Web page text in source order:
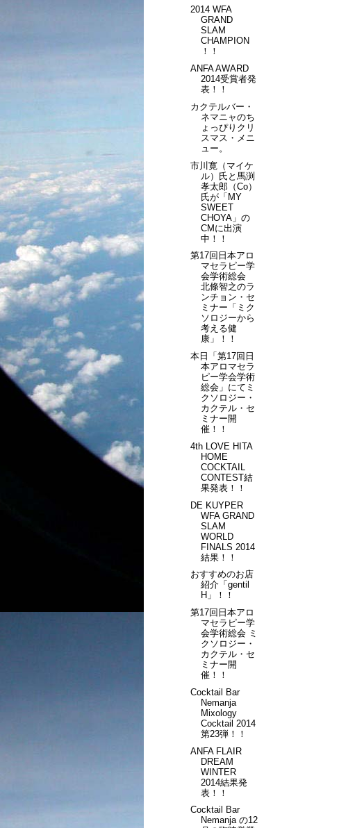
2014 WFA
GRAND
SLAM
CHAMPION
！！
ANFA AWARD
2014受賞者発
表！！
カクテルバー・
ネマニャのち
ょっぴりクリ
スマス・メニ
ュー。
市川寛（マイケ
ル）氏と馬渕
孝太郎（Co）
氏が「MY
SWEET
CHOYA」の
CMに出演
中！！
第17回日本アロ
マセラピー学
会学術総会
北條智之のラ
ンチョン・セ
ミナー「ミク
ソロジーから
考える健
康」！！
本日「第17回日
本アロマセラ
ピー学会学術
総会」にてミ
クソロジー・
カクテル・セ
ミナー開
催！！
4th LOVE HITA
HOME
COCKTAIL
CONTEST結
果発表！！
DE KUYPER
WFA GRAND
SLAM
WORLD
FINALS 2014
結果！！
おすすめのお店
紹介「gentil
H」！！
第17回日本アロ
マセラピー学
会学術総会 ミ
クソロジー・
カクテル・セ
ミナー開
催！！
Cocktail Bar
Nemanja
Mixology
Cocktail 2014
第23弾！！
ANFA FLAIR
DREAM
WINTER
2014結果発
表！！
Cocktail Bar
Nemanja の12